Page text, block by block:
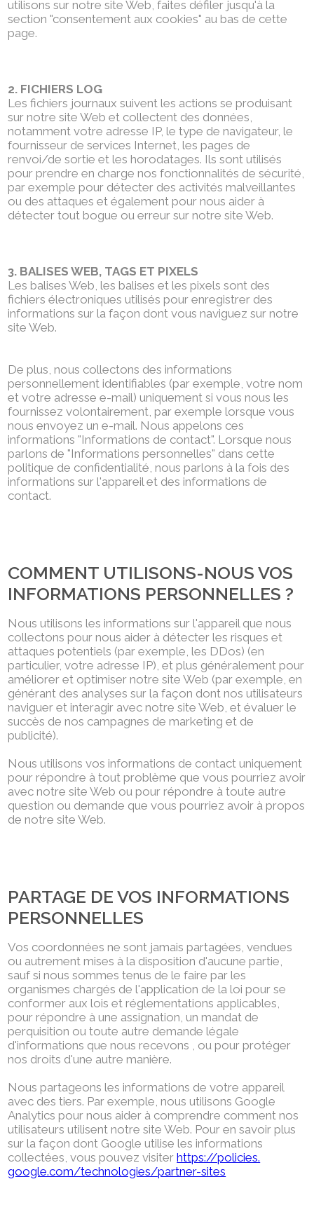
utilisons sur notre site Web, faites défiler jusqu'à la
section "consentement aux cookies" au bas de cette
page.
2. FICHIERS LOG
Les fichiers journaux suivent les actions se produisant
sur notre site Web et collectent des données,
notamment votre adresse IP, le type de navigateur, le
fournisseur de services Internet, les pages de
renvoi/de sortie et les horodatages. Ils sont utilisés
pour prendre en charge nos fonctionnalités de sécurité,
par exemple pour détecter des activités malveillantes
ou des attaques et également pour nous aider à
détecter tout bogue ou erreur sur notre site Web.
3. BALISES WEB, TAGS ET PIXELS
Les balises Web, les balises et les pixels sont des
fichiers électroniques utilisés pour enregistrer des
informations sur la façon dont vous naviguez sur notre
site Web.
De plus, nous collectons des informations
personnellement identifiables (par exemple, votre nom
et votre adresse e-mail) uniquement si vous nous les
fournissez volontairement, par exemple lorsque vous
nous envoyez un e-mail. Nous appelons ces
informations "Informations de contact". Lorsque nous
parlons de "Informations personnelles" dans cette
politique de confidentialité, nous parlons à la fois des
informations sur l'appareil et des informations de
contact.
COMMENT UTILISONS-NOUS VOS
INFORMATIONS PERSONNELLES ?
Nous utilisons les informations sur l'appareil que nous
collectons pour nous aider à détecter les risques et
attaques potentiels (par exemple, les DDos) (en
particulier, votre adresse IP), et plus généralement pour
améliorer et optimiser notre site Web (par exemple, en
générant des analyses sur la façon dont nos utilisateurs
naviguer et interagir avec notre site Web, et évaluer le
succès de nos campagnes de marketing et de
publicité).
Nous utilisons vos informations de contact uniquement
pour répondre à tout problème que vous pourriez avoir
avec notre site Web ou pour répondre à toute autre
question ou demande que vous pourriez avoir à propos
de notre site Web.
PARTAGE DE VOS INFORMATIONS
PERSONNELLES
Vos coordonnées ne sont jamais partagées, vendues
ou autrement mises à la disposition d'aucune partie,
sauf si nous sommes tenus de le faire par les
organismes chargés de l'application de la loi pour se
conformer aux lois et réglementations applicables,
pour répondre à une assignation, un mandat de
perquisition ou toute autre demande légale
d'informations que nous recevons , ou pour protéger
nos droits d'une autre manière.
Nous partageons les informations de votre appareil
avec des tiers. Par exemple, nous utilisons Google
Analytics pour nous aider à comprendre comment nos
utilisateurs utilisent notre site Web. Pour en savoir plus
sur la façon dont Google utilise les informations
collectées, vous pouvez visiterhttps://policies.
google.com/technologies/partner-sites